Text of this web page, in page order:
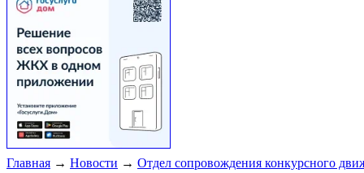
Главная → Новости → Отдел сопровождения конкурсного